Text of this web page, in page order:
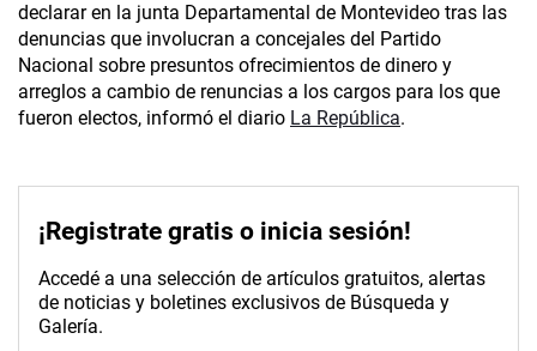
declarar en la junta Departamental de Montevideo tras las
denuncias que involucran a concejales del Partido
Nacional sobre presuntos ofrecimientos de dinero y
arreglos a cambio de renuncias a los cargos para los que
fueron electos, informó el diario La República.
¡Registrate gratis o inicia sesión!
Accedé a una selección de artículos gratuitos, alertas
de noticias y boletines exclusivos de Búsqueda y
Galería.